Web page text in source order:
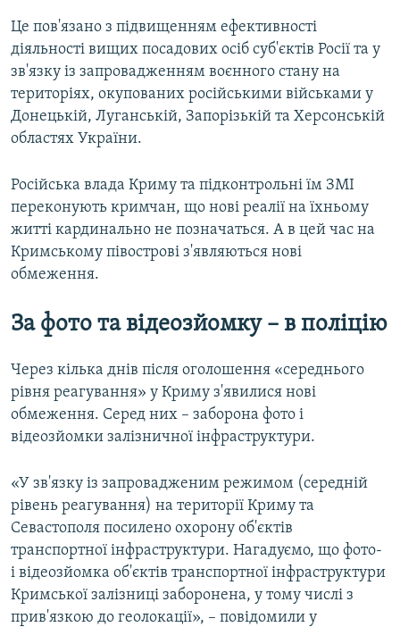
Це пов'язано з підвищенням ефективності
діяльності вищих посадових осіб суб'єктів Росії та у
зв'язку із запровадженням воєнного стану на
територіях, окупованих російськими військами у
Донецькій, Луганській, Запорізькій та Херсонській
областях України.
Російська влада Криму та підконтрольні їм ЗМІ
переконують кримчан, що нові реалії на їхньому
житті кардинально не позначаться. А в цей час на
Кримському півострові з'являються нові
обмеження.
За фото та відеозйомку – в поліцію
Через кілька днів після оголошення «середнього
рівня реагування» у Криму з'явилися нові
обмеження. Серед них – заборона фото і
відеозйомки залізничної інфраструктури.
«У зв'язку із запровадженим режимом (середній
рівень реагування) на території Криму та
Севастополя посилено охорону об'єктів
транспортної інфраструктури. Нагадуємо, що фото-
і відеозйомка об'єктів транспортної інфраструктури
Кримської залізниці заборонена, у тому числі з
прив'язкою до геолокації», – повідомили у